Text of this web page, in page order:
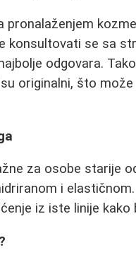
pronalaženjem
konsultovati se sa
odgovara.
originalni, što
za osobe starije
i
iz iste linije